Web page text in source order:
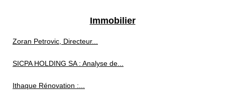
Immobilier
Zoran Petrovic, Directeur...
SICPA HOLDING SA : Analyse de...
Ithaque Rénovation :...